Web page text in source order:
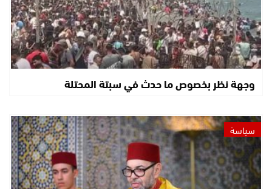
وجهة نظر بخصوص ما حدث في سبتة المحتلة
سياسة